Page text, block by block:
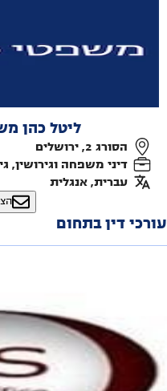
ליטל כהן
הסורג 2, ירושלים
דיני משפחה וגירושין,
עברית, אנגלית
עורכי דין בתחום
דיני משפחה וגירושין, גישור